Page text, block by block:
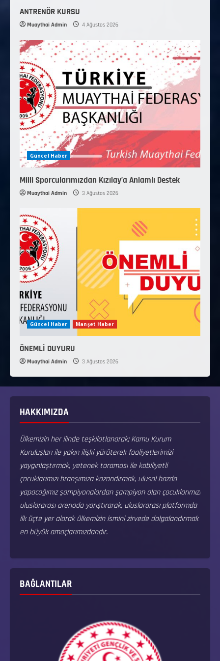
ANTRENÖR KURSU
Muaythai Admin 4 Ağustos 2026
Güncel Haber
Milli Sporcularımızdan Kızılay’a Anlamlı Destek
Muaythai Admin 3 Ağustos 2026
Güncel Haber Manşet Haber
ÖNEMLİ DUYURU
Muaythai Admin 3 Ağustos 2026
HAKKIMIZDA
Ülkemizin her ilinde teşkilatlanarak; Kamu Kurum
Kuruluşları ile yakın ilişki yürüterek faaliyetlerimizi
yaygınlaştırmak, yetenek taraması ile kabiliyetli
çocuklarımızı branşımıza kazandırmak, ulusal bazda
yapacağımız şampiyonalardan şampiyon olan çocuklarımızı
uluslararası arenada yarıştırarak, uluslararası platformda
ilk üçte yer alarak ülkemizin ismini zirvede dalgalandırmak
en büyük amaçlarımızdandır.
BAĞLANTILAR